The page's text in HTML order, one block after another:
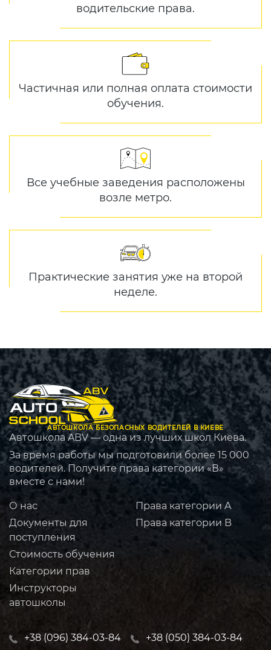
водительские права.
Частичная или полная оплата стоимости
обучения.
Все учебные заведения расположены
возле метро.
Практические занятия уже на второй
неделе.
АВТОШКОЛА БЕЗОПАСНЫХ ВОДИТЕЛЕЙ В КИЕВЕ
Автошкола ABV — одна из лучших школ Киева.
За время работы мы подготовили более 15 000
водителей. Получите права категории «В»
вместе с нами!
+38 (096) 384-03-84
+38 (050) 384-03-84
О нас
Документы для
поступления
Стоимость обучения
Категории прав
Инструкторы
автошколы
Права категории A
Права категории B